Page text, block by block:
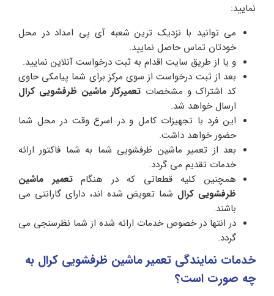
نمایید:
می توانید با نزدیک ترین شعبه آی پی امداد در محل
خودتان تماس حاصل نمایید.
و یا از طریق سایت اقدام به ثبت درخواست آنلاین نمایید.
بعد از ثبت درخواست از سوی مرکز برای شما پیامکی حاوی
کد اشتراک و مشخصات تعمیرکار ماشین ظرفشویی کرال
ارسال خواهد شد.
این فرد با تجهیزات کامل و در اسرع وقت در محل شما
حضور خواهد داشت.
بعد از تعمیر ماشین ظرفشویی شما به شما فاکتور ارائه
خدمات تقدیم می گردد.
همچنین کلیه قطعاتی که در هنگامتعمیر ماشین
ظرفشویی کرال شما تعویض شده اند، دارای گارانتی می
باشند.
در انتها در خصوص خدمات ارائه شده از شما نظرسنجی می
گردد.
خدمات نمایندگی تعمیر ماشین ظرفشویی کرال به
چه صورت است؟